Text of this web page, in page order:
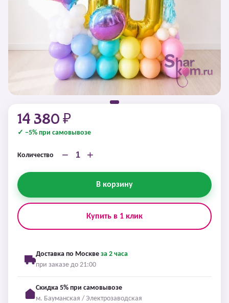
14 380 ₽
✓ −5% при самовывозе
Количество − +
В корзину
Купить в 1 клик
Доставка по Москве за 2 часа
при заказе до 21:00
Скидка 5% при самовывозе
м. Бауманская / Электрозаводская